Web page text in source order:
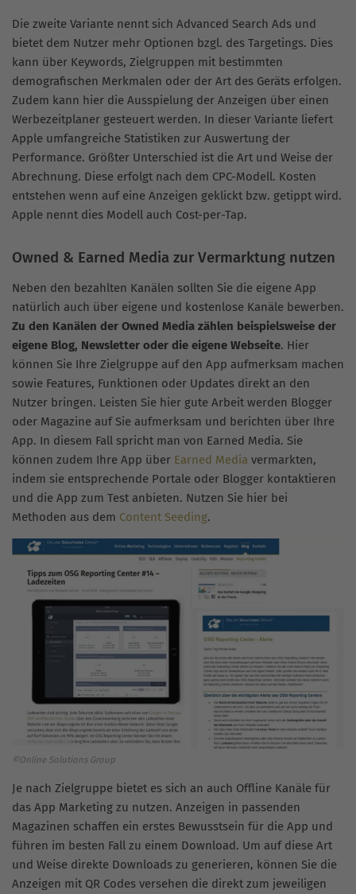
Die zweite Variante nennt sich Advanced Search Ads und
bietet dem Nutzer mehr Optionen bzgl. des Targetings. Dies
kann über Keywords, Zielgruppen mit bestimmten
demografischen Merkmalen oder der Art des Geräts erfolgen.
Zudem kann hier die Ausspielung der Anzeigen über einen
Werbezeitplaner gesteuert werden. In dieser Variante liefert
Apple umfangreiche Statistiken zur Auswertung der
Performance. Größter Unterschied ist die Art und Weise der
Abrechnung. Diese erfolgt nach dem CPC-Modell. Kosten
entstehen wenn auf eine Anzeigen geklickt bzw. getippt wird.
Apple nennt dies Modell auch Cost-per-Tap.
Owned & Earned Media zur Vermarktung nutzen
Neben den bezahlten Kanälen sollten Sie die eigene App
natürlich auch über eigene und kostenlose Kanäle bewerben.
Zu den Kanälen der Owned Media zählen beispielsweise der
eigene Blog, Newsletter oder die eigene Webseite. Hier
können Sie Ihre Zielgruppe auf den App aufmerksam machen
sowie Features, Funktionen oder Updates direkt an den
Nutzer bringen. Leisten Sie hier gute Arbeit werden Blogger
oder Magazine auf Sie aufmerksam und berichten über Ihre
App. In diesem Fall spricht man von Earned Media. Sie
können zudem Ihre App über Earned Media vermarkten,
indem sie entsprechende Portale oder Blogger kontaktieren
und die App zum Test anbieten. Nutzen Sie hier bei
Methoden aus dem Content Seeding.
©Online Solutions Group
Je nach Zielgruppe bietet es sich an auch Offline Kanäle für
das App Marketing zu nutzen. Anzeigen in passenden
Magazinen schaffen ein erstes Bewusstsein für die App und
führen im besten Fall zu einem Download. Um auf diese Art
und Weise direkte Downloads zu generieren, können Sie die
Anzeigen mit QR Codes versehen die direkt zum jeweiligen